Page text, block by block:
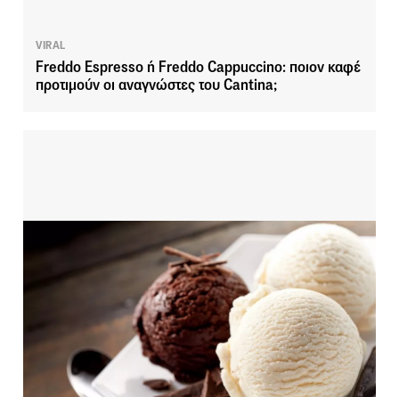
VIRAL
Freddo Espresso ή Freddo Cappuccino: ποιον καφέ
προτιμούν οι αναγνώστες του Cantina;